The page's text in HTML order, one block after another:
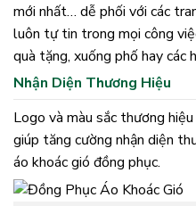
mới nhất… dễ phối với các
luôn tự tin trong mọi công
quà tặng, xuống phố hay
Nhận Diện Thương Hiệu
Logo và màu sắc thương
giúp tăng cường nhận diện
áo khoác gió đồng phục.